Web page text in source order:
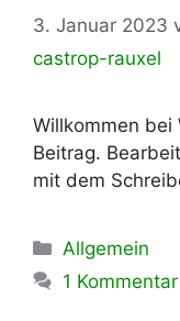
3. Januar 2023
castrop-rauxel
Willkommen bei
Beitrag.
mit dem
Kategorien
Allgemein
1 Kommentar